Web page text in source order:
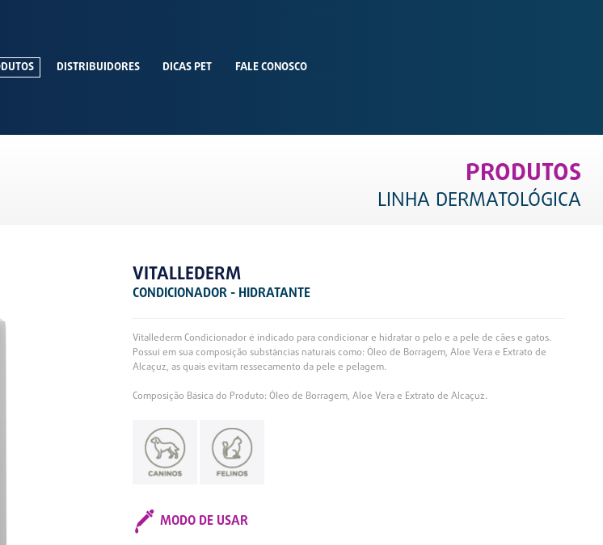
DISTRIBUIDORES DICAS PET FALE CONOSCO
PRODUTOS
LINHA DERMATOLÓGICA
VITALLEDERM
CONDICIONADOR - HIDRATANTE
Vitallederm Condicionador é indicado para condicionar e hidratar o pelo e a pele de cães e gatos.
Possui em sua composição substâncias naturais como: Óleo de Borragem, Aloe Vera e Extrato de
Alcaçuz, as quais evitam ressecamento da pele e pelagem.
Composição Básica do Produto: Óleo de Borragem, Aloe Vera e Extrato de Alcaçuz.
MODO DE USAR